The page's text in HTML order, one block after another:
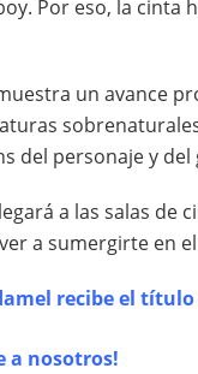
Por eso, la
un avance
del personaje y del
a las salas
a sumergirte en
recibe el
a nosotros!